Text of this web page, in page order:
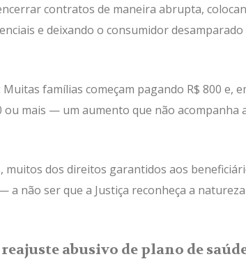
contratos de maneira abrupta,
e deixando o consumidor desamparado
famílias começam pagando R$ 800 e,
ou mais — um aumento que não acompanha
dos direitos garantidos aos
não ser que a Justiça reconheça a
abusivo de plano de